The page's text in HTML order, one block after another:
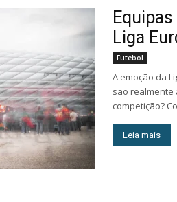
Liga
Futebol
A emoção da
são realmente
competição?
Leia mais